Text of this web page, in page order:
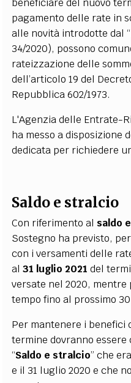
beneficiare del nuovo
pagamento delle rate in
alle novità introdotte dal
34/2020), possono
rateizzazione delle
dell’articolo 19 del
Repubblica 602/1973.
L'Agenzia delle Entrate-
ha messo a disposizione
dedicata per richiedere
Saldo e stralcio
Con riferimento al saldo
Sostegno ha previsto,
con i versamenti delle
al31 luglio 2021 del
versate nel 2020, mentre
tempo fino al prossimo
Per mantenere i benefici
termine dovranno
“Saldo e stralcio” che
e il 31 luglio 2020 e che